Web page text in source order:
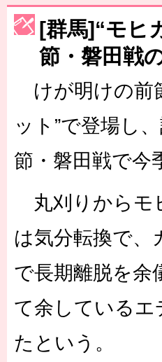
［3223号］一丸。日本出陣
［3222号］史上最大のW杯開幕
長谷川 アーリアジャスールさ
[群馬]“モヒ
節・磐田戦
けが明けの前
ット”で登場し
節・磐田戦で今
丸刈りからモ
は気分転換で、
で長期離脱を余
て余している
たという。